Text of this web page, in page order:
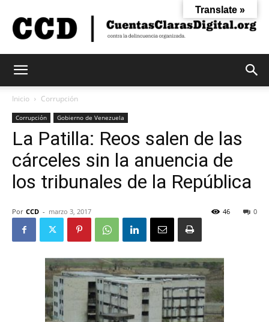
Claras
Digital
Inicio Corrupción
Corrupción Gobierno de Venezuela
La Patilla: Reos salen de las
cárceles sin la anuencia de
los tribunales de la República
Por CCD - marzo 3, 2017 0
46
Translate »